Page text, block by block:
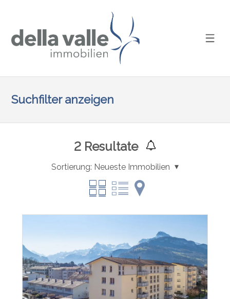
Suchfilter anzeigen
2Resultate
Sortierung: Neueste Immobilien